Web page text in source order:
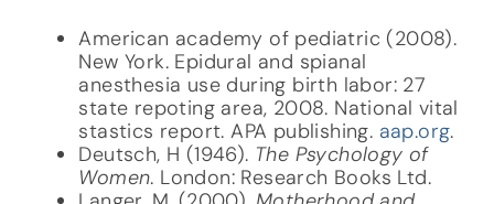
American academy of pediatric (2008).
New York. Epidural and spianal
anesthesia use during birth labor: 27
state repoting area, 2008. National vital
stastics report. APA publishing. aap.org.
Deutsch, H (1946). The Psychology of
Women. London: Research Books Ltd.